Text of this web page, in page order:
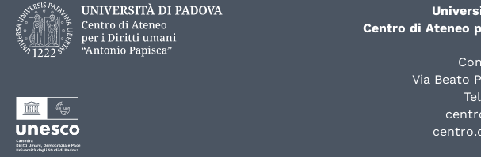
Centro di Ateneo
Via Beato